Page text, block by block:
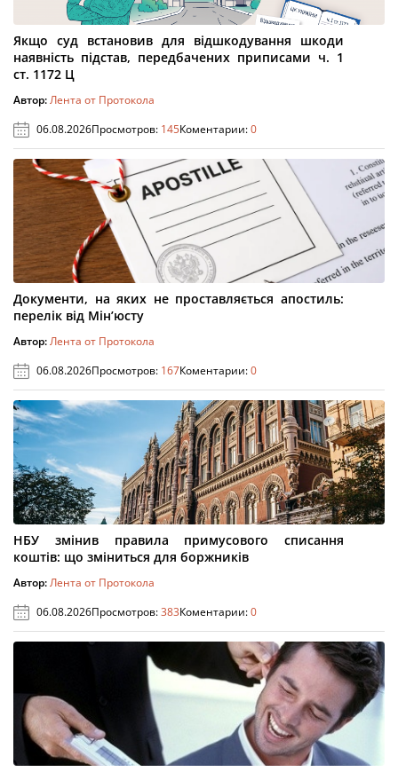
Якщо суд встановив для відшкодування шкоди
наявність підстав, передбачених приписами ч. 1
ст. 1172 Ц
Автор:Лента от Протокола
06.08.2026Просмотров: 145Коментарии:0
Документи, на яких не проставляється апостиль:
перелік від Мін’юсту
Автор:Лента от Протокола
06.08.2026Просмотров: 167Коментарии:0
НБУ змінив правила примусового списання
коштів: що зміниться для боржників
Автор:Лента от Протокола
06.08.2026Просмотров:383Коментарии:0